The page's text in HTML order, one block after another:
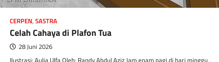
CERPEN, SASTRA
Celah Cahaya di Plafon Tua
28 Juni 2026
Ilustrasi: Aulia Ulfa Oleh: Randy Abdul Aziz Jam enam pagi di hari minggu,